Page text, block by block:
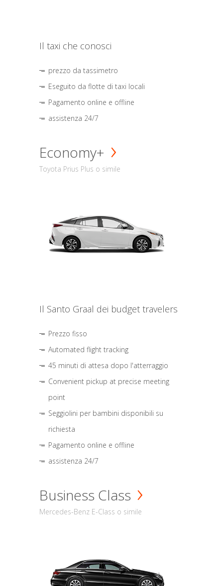
Il taxi che conosci
prezzo da tassimetro
Eseguito da flotte di taxi locali
Pagamento online e offline
assistenza 24/7
Economy+
Toyota Prius Plus o simile
Il Santo Graal dei budget travelers
Prezzo fisso
Automated flight tracking
45 minuti di attesa dopo l'atterraggio
Convenient pickup at precise meeting
point
Seggiolini per bambini disponibili su
richiesta
Pagamento online e offline
assistenza 24/7
Business Class
Mercedes-Benz E-Class o simile